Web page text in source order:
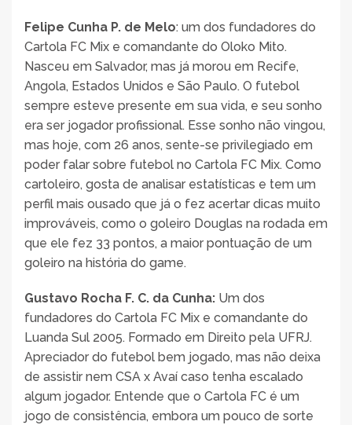
Felipe Cunha P. de Melo: um dos fundadores do
Cartola FC Mix e comandante do Oloko Mito.
Nasceu em Salvador, mas já morou em Recife,
Angola, Estados Unidos e São Paulo. O futebol
sempre esteve presente em sua vida, e seu sonho
era ser jogador profissional. Esse sonho não vingou,
mas hoje, com 26 anos, sente-se privilegiado em
poder falar sobre futebol no Cartola FC Mix. Como
cartoleiro, gosta de analisar estatísticas e tem um
perfil mais ousado que já o fez acertar dicas muito
improváveis, como o goleiro Douglas na rodada em
que ele fez 33 pontos, a maior pontuação de um
goleiro na história do game.
Gustavo Rocha F. C. da Cunha: Um dos
fundadores do Cartola FC Mix e comandante do
Luanda Sul 2005. Formado em Direito pela UFRJ.
Apreciador do futebol bem jogado, mas não deixa
de assistir nem CSA x Avaí caso tenha escalado
algum jogador. Entende que o Cartola FC é um
jogo de consistência, embora um pouco de sorte